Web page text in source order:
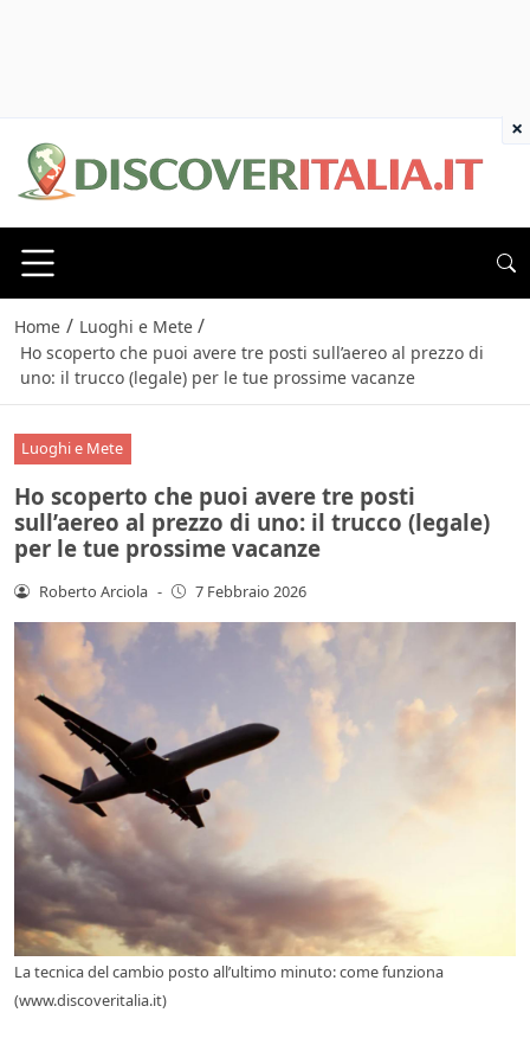
Home / Luoghi e Mete /
Ho scoperto che puoi avere tre posti sull’aereo al prezzo di
uno: il trucco (legale) per le tue prossime vacanze
Luoghi e Mete
Ho scoperto che puoi avere tre posti
sull’aereo al prezzo di uno: il trucco (legale)
per le tue prossime vacanze
Roberto Arciola - 7 Febbraio 2026
La tecnica del cambio posto all’ultimo minuto: come funziona
(www.discoveritalia.it)
×